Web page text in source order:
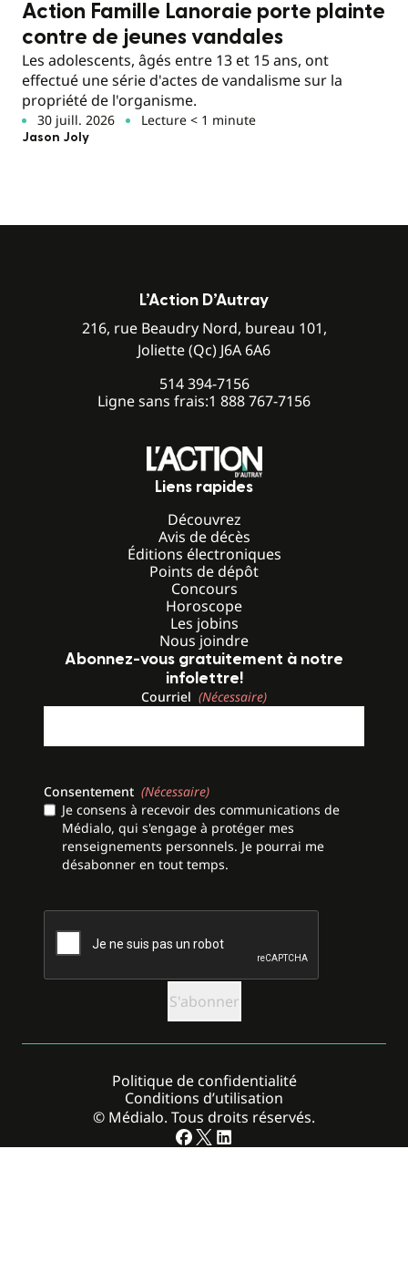
Action Famille Lanoraie porte plainte
contre de jeunes vandales
Les adolescents, âgés entre 13 et 15 ans, ont
effectué une série d'actes de vandalisme sur la
propriété de l'organisme.
30 juill. 2026 Lecture < 1 minute
Jason Joly
L’Action D’Autray
216, rue Beaudry Nord, bureau 101,
Joliette (Qc) J6A 6A6
514 394-7156
Ligne sans frais:1 888 767-7156
Liens rapides
Découvrez
Avis de décès
Éditions électroniques
Points de dépôt
Concours
Horoscope
Les jobins
Nous joindre
Abonnez-vous gratuitement à notre
infolettre!
Courriel (Nécessaire)
Consentement (Nécessaire)
Je consens à recevoir des communications de
Médialo, qui s'engage à protéger mes
renseignements personnels. Je pourrai me
désabonner en tout temps.
© Médialo. Tous droits réservés.
Politique de confidentialité
Conditions d’utilisation